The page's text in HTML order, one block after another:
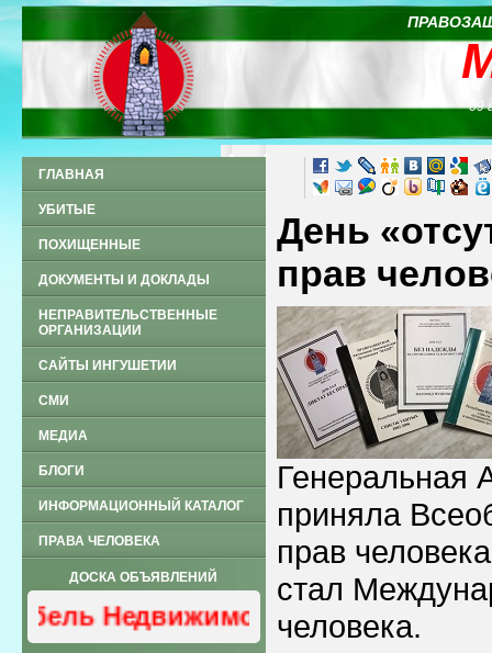
09
ГЛАВНАЯ
УБИТЫЕ
ПОХИЩЕННЫЕ
ДОКУМЕНТЫ И ДОКЛАДЫ
НЕПРАВИТЕЛЬСТВЕННЫЕ
ОРГАНИЗАЦИИ
САЙТЫ ИНГУШЕТИИ
СМИ
МЕДИА
БЛОГИ
ИНФОРМАЦИОННЫЙ КАТАЛОГ
ПРАВА ЧЕЛОВЕКА
ДОСКА ОБЪЯВЛЕНИЙ
Недвижимость
День
прав
приняла
прав
стал
человека.